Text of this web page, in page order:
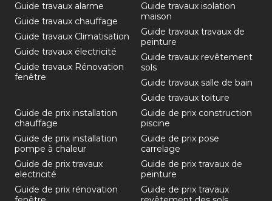
Guide travaux alarme
Guide travaux chauffage
Guide travaux Climatisation
Guide travaux électricité
Guide travaux Rénovation
fenêtre
Guide travaux isolation
maison
Guide travaux travaux de
peinture
Guide travaux revêtement
sols
Guide travaux salle de bain
Guide travaux toiture
Guide de prix installation
chauffage
Guide de prix installation
pompe à chaleur
Guide de prix travaux
electricité
Guide de prix rénovation
Guide de prix construction
piscine
Guide de prix pose
carrelage
Guide de prix travaux de
peinture
Guide de prix travaux